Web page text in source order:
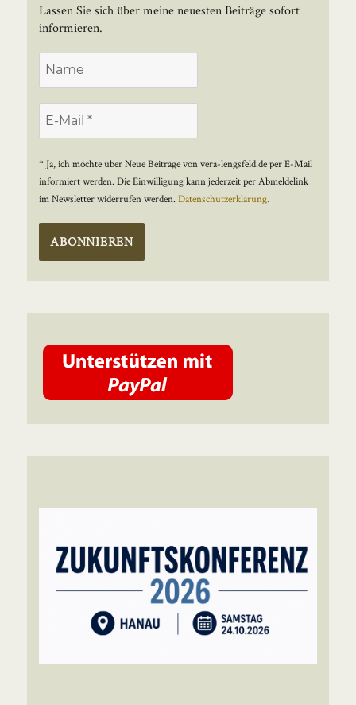
Lassen Sie sich über meine neuesten Beiträge sofort
informieren.
* Ja, ich möchte über Neue Beiträge von vera-lengsfeld.de per E-Mail
informiert werden. Die Einwilligung kann jederzeit per Abmeldelink
im Newsletter widerrufen werden.Datenschutzerklärung.